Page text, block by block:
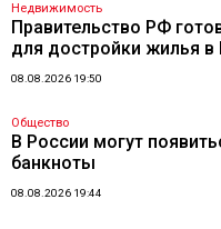
Недвижимость
Правительство РФ
для достройки жилья
08.08.2026 19:50
Общество
В России могут
банкноты
08.08.2026 19:44